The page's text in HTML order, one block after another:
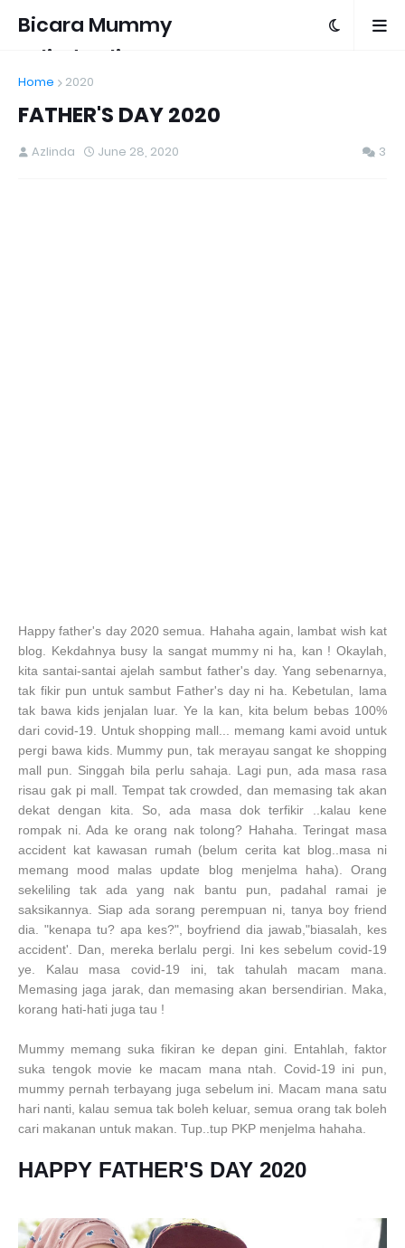
Bicara Mummy
Azlinda Alin
Home 2020
FATHER'S DAY 2020
Azlinda June 28, 2020 3
Happy father's day 2020 semua. Hahaha again, lambat wish kat
blog. Kekdahnya busy la sangat mummy ni ha, kan ! Okaylah,
kita santai-santai ajelah sambut father's day. Yang sebenarnya,
tak fikir pun untuk sambut Father's day ni ha. Kebetulan, lama
tak bawa kids jenjalan luar. Ye la kan, kita belum bebas 100%
dari covid-19. Untuk shopping mall... memang kami avoid untuk
pergi bawa kids. Mummy pun, tak merayau sangat ke shopping
mall pun. Singgah bila perlu sahaja. Lagi pun, ada masa rasa
risau gak pi mall. Tempat tak crowded, dan memasing tak akan
dekat dengan kita. So, ada masa dok terfikir ..kalau kene
rompak ni. Ada ke orang nak tolong? Hahaha. Teringat masa
accident kat kawasan rumah (belum cerita kat blog..masa ni
memang mood malas update blog menjelma haha). Orang
sekeliling tak ada yang nak bantu pun, padahal ramai je
saksikannya. Siap ada sorang perempuan ni, tanya boy friend
dia. "kenapa tu? apa kes?", boyfriend dia jawab,"biasalah, kes
accident'. Dan, mereka berlalu pergi. Ini kes sebelum covid-19
ye. Kalau masa covid-19 ini, tak tahulah macam mana.
Memasing jaga jarak, dan memasing akan bersendirian. Maka,
korang hati-hati juga tau !
Mummy memang suka fikiran ke depan gini. Entahlah, faktor
suka tengok movie ke macam mana ntah. Covid-19 ini pun,
mummy pernah terbayang juga sebelum ini. Macam mana satu
hari nanti, kalau semua tak boleh keluar, semua orang tak boleh
cari makanan untuk makan. Tup..tup PKP menjelma hahaha.
HAPPY FATHER'S DAY 2020